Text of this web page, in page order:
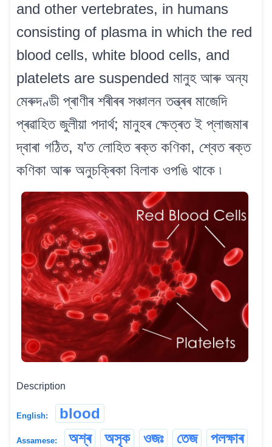
and other vertebrates, in humans
consisting of plasma in which the red
blood cells, white blood cells, and
platelets are suspended মানুহ আৰু অন্য
মেৰুদণ্ডী প্ৰাণীৰ শৰীৰৰ সঞ্চালন তন্ত্ৰৰ মাজেদি
প্ৰৱাহিত জুলীয়া পদাৰ্থ; মানুহৰ ক্ষেত্ৰত ই প্লাজমাৰ
দ্বাৰা গঠিত, য’ত লোহিত ৰক্ত কণিকা, শ্বেত ৰক্ত
কণিকা আৰু অনুচক্ৰিকা বিলাক ওপঙি থাকে ৷
Description
English: blood
Assamese: অশ্ৰ অসৃক ওজঃ তেজ
পলক্ষাৰ